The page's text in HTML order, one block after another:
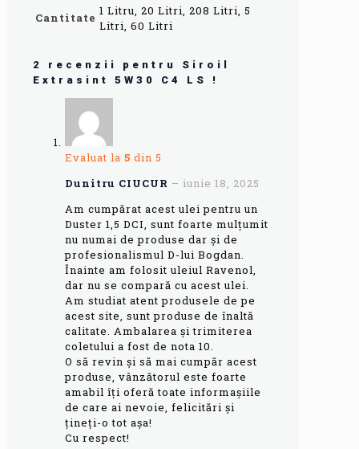
Cantitate 1 Litru, 20 Litri, 208 Litri, 5
Litri, 60 Litri
2 recenzii pentru Siroil
Extrasint 5W30 C4 LS !
Evaluat la 5 din 5
Dunitru CIUCUR – iunie 18, 2025
Am cumpărat acest ulei pentru un
Duster 1,5 DCI, sunt foarte mulțumit
nu numai de produse dar și de
profesionalismul D-lui Bogdan.
Înainte am folosit uleiul Ravenol,
dar nu se compară cu acest ulei.
Am studiat atent produsele de pe
acest site, sunt produse de înaltă
calitate. Ambalarea și trimiterea
coletului a fost de nota 10.
O să revin și să mai cumpăr acest
produse, vânzătorul este foarte
amabil îți oferă toate informașiile
de care ai nevoie, felicitări și
țineți-o tot așa!
Cu respect!